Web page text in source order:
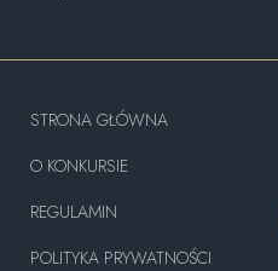
STRONA GŁÓWNA
O KONKURSIE
REGULAMIN
POLITYKA PRYWATNOŚCI